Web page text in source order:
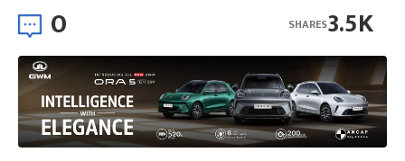
0 3.5K
SHARES